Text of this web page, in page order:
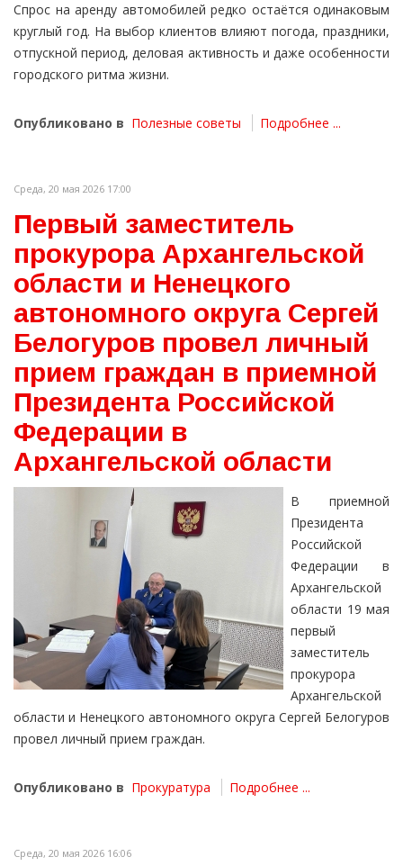
Спрос на аренду автомобилей редко остаётся одинаковым
круглый год. На выбор клиентов влияют погода, праздники,
отпускной период, деловая активность и даже особенности
городского ритма жизни.
Опубликовано в Полезные советы Подробнее ...
Среда, 20 мая 2026 17:00
Первый заместитель
прокурора Архангельской
области и Ненецкого
автономного округа Сергей
Белогуров провел личный
прием граждан в приемной
Президента Российской
Федерации в
Архангельской области
В приемной
Президента
Российской
Федерации в
Архангельской
области 19 мая
первый
заместитель
прокурора
Архангельской
области и Ненецкого автономного округа Сергей Белогуров
провел личный прием граждан.
Опубликовано в Прокуратура Подробнее ...
Среда, 20 мая 2026 16:06